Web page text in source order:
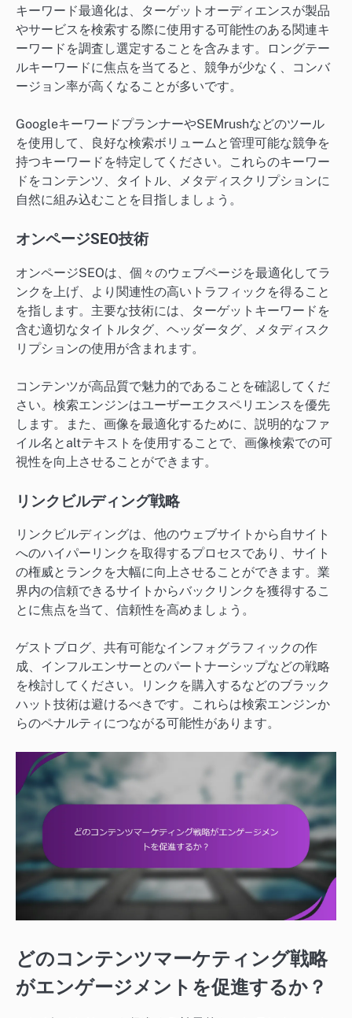
キーワード最適化は、ターゲットオーディエンスが製品
やサービスを検索する際に使用する可能性のある関連キ
ーワードを調査し選定することを含みます。ロングテー
ルキーワードに焦点を当てると、競争が少なく、コンバ
ージョン率が高くなることが多いです。
GoogleキーワードプランナーやSEMrushなどのツール
を使用して、良好な検索ボリュームと管理可能な競争を
持つキーワードを特定してください。これらのキーワー
ドをコンテンツ、タイトル、メタディスクリプションに
自然に組み込むことを目指しましょう。
オンページSEO技術
オンページSEOは、個々のウェブページを最適化してラ
ンクを上げ、より関連性の高いトラフィックを得ること
を指します。主要な技術には、ターゲットキーワードを
含む適切なタイトルタグ、ヘッダータグ、メタディスク
リプションの使用が含まれます。
コンテンツが高品質で魅力的であることを確認してくだ
さい。検索エンジンはユーザーエクスペリエンスを優先
します。また、画像を最適化するために、説明的なファ
イル名とaltテキストを使用することで、画像検索での可
視性を向上させることができます。
リンクビルディング戦略
リンクビルディングは、他のウェブサイトから自サイト
へのハイパーリンクを取得するプロセスであり、サイト
の権威とランクを大幅に向上させることができます。業
界内の信頼できるサイトからバックリンクを獲得するこ
とに焦点を当て、信頼性を高めましょう。
ゲストブログ、共有可能なインフォグラフィックの作
成、インフルエンサーとのパートナーシップなどの戦略
を検討してください。リンクを購入するなどのブラック
ハット技術は避けるべきです。これらは検索エンジンか
らのペナルティにつながる可能性があります。
どのコンテンツマーケティング戦略
がエンゲージメントを促進するか？